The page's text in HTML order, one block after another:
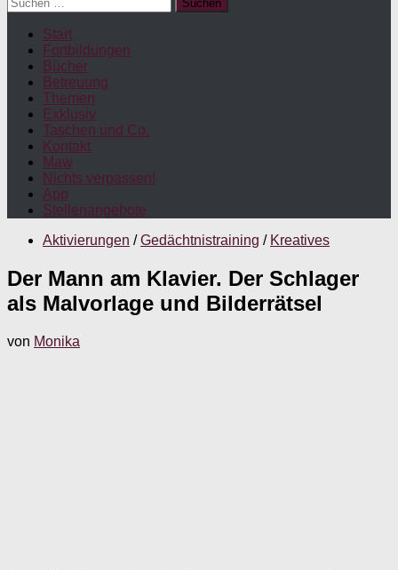
nach:
Start
Fortbildungen
Bücher
Betreuung
Themen
Exklusiv
Taschen und Co.
Kontakt
Maw
Nichts verpassen!
App
Stellenangebote
Aktivierungen / Gedächtnistraining / Kreatives
Der Mann am Klavier. Der Schlager
als Malvorlage und Bilderrätsel
von Monika